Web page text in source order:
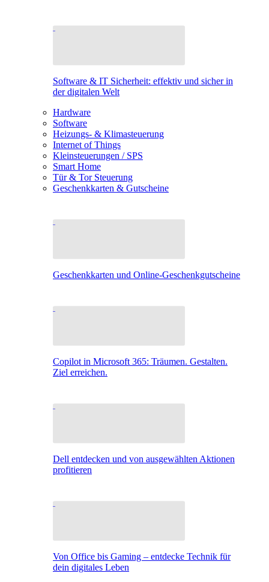
Software & IT Sicherheit: effektiv und sicher in
der digitalen Welt
Hardware
Software
Heizungs- & Klimasteuerung
Internet of Things
Kleinsteuerungen / SPS
Smart Home
Tür & Tor Steuerung
Geschenkkarten & Gutscheine
Geschenkkarten und Online-Geschenkgutscheine
Copilot in Microsoft 365: Träumen. Gestalten.
Ziel erreichen.
Dell entdecken und von ausgewählten Aktionen
profitieren
Von Office bis Gaming – entdecke Technik für
dein digitales Leben